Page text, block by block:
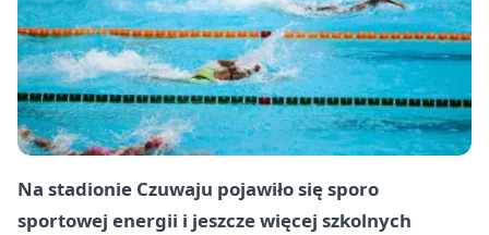
Na stadionie Czuwaju pojawiło się sporo
sportowej energii i jeszcze więcej szkolnych